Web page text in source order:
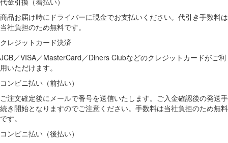
商品お届け時にドライバーに現金でお支払いください。代引き手数料は
当社負担のため無料です。
クレジットカード決済
JCB／VISA／MasterCard／Diners Clubなどのクレジットカードがご利
用いただけます。
コンビニ払い（前払い）
ご注文確定後にメールで番号を送信いたします。ご入金確認後の発送手
続き開始となりますのでご注意ください。手数料は当社負担のため無料
です。
コンビニ払い（後払い）